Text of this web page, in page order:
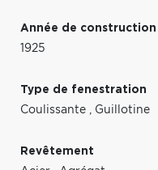
Année de construction
1925
Type de fenestration
Coulissante , Guillotine
Revêtement